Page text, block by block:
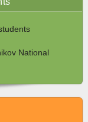
National